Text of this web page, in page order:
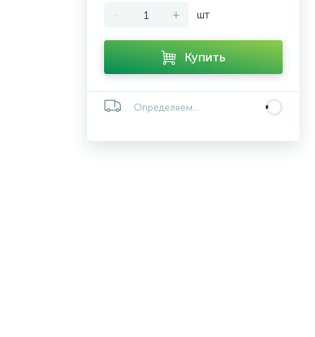
- + шт
Купить
Определяем...